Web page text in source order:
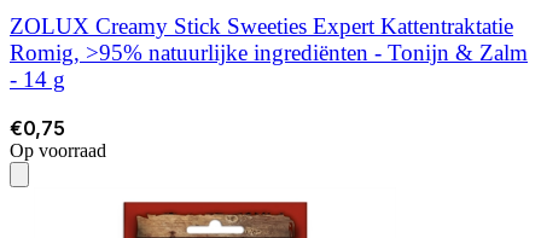
ZOLUX Creamy Stick Sweeties Expert Kattentraktatie
Romig, >95% natuurlijke ingrediënten - Tonijn & Zalm
- 14 g
€0,75
Op voorraad